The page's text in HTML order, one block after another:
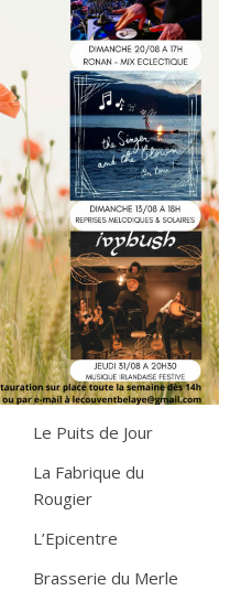
Le Puits de Jour
La Fabrique du
Rougier
L’Epicentre
Brasserie du Merle